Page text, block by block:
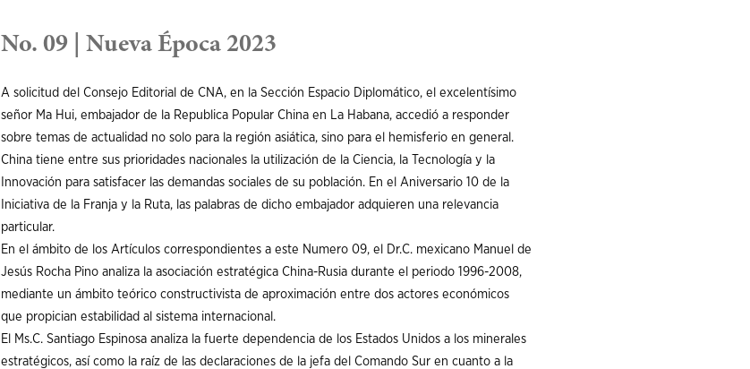
No. 09 | Nueva Época 2023
A solicitud del Consejo Editorial de CNA, en la Sección Espacio Diplomático, el excelentísimo
señor Ma Hui, embajador de la Republica Popular China en La Habana, accedió a responder
sobre temas de actualidad no solo para la región asiática, sino para el hemisferio en general.
China tiene entre sus prioridades nacionales la utilización de la Ciencia, la Tecnología y la
Innovación para satisfacer las demandas sociales de su población. En el Aniversario 10 de la
Iniciativa de la Franja y la Ruta, las palabras de dicho embajador adquieren una relevancia
particular.
En el ámbito de los Artículos correspondientes a este Numero 09, el Dr.C. mexicano Manuel de
Jesús Rocha Pino analiza la asociación estratégica China-Rusia durante el periodo 1996-2008,
mediante un ámbito teórico constructivista de aproximación entre dos actores económicos
que propician estabilidad al sistema internacional.
El Ms.C. Santiago Espinosa analiza la fuerte dependencia de los Estados Unidos a los minerales
estratégicos, así como la raíz de las declaraciones de la jefa del Comando Sur en cuanto a la